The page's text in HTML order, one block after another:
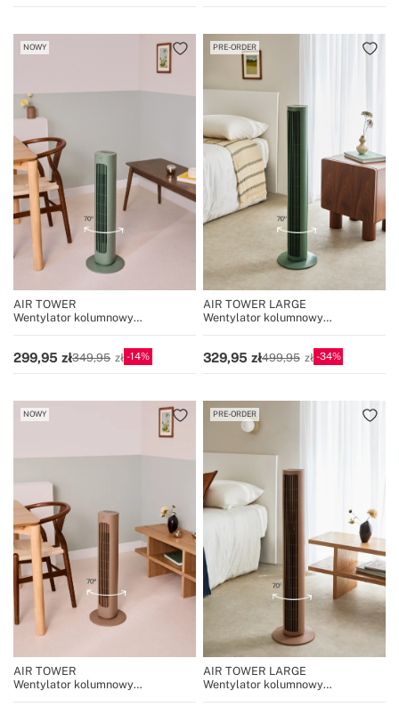
NOWY
AIR TOWER
Wentylator kolumnowy
299,95 349,95 14
PRE-ORDER
AIR TOWER LARGE
Wentylator kolumnowy
329,95 499,95 34
NOWY
AIR TOWER
Wentylator kolumnowy
PRE-ORDER
AIR TOWER LARGE
Wentylator kolumnowy